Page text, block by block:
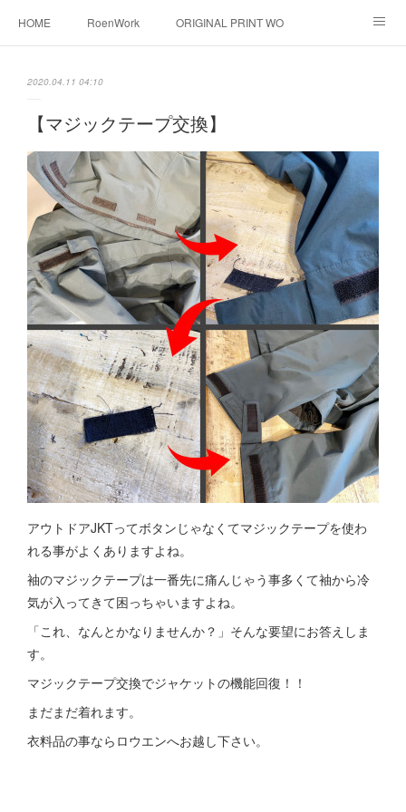
HOME RoenWork ORIGINAL PRINT WORK SHOP
転写（カッティングシート）昇華転写プリント
シルクスクリーン その他 お問い合わせ
そっくりさんマスク 画像提供方法 メデイア掲載
2020.04.11 04:10
【マジックテープ交換】
アウトドアJKTってボタンじゃなくてマジックテープを使わ
れる事がよくありますよね。
袖のマジックテープは一番先に痛んじゃう事多くて袖から冷
気が入ってきて困っちゃいますよね。
「これ、なんとかなりませんか？」そんな要望にお答えしま
す。
マジックテープ交換でジャケットの機能回復！！
まだまだ着れます。
衣料品の事ならロウエンへお越し下さい。